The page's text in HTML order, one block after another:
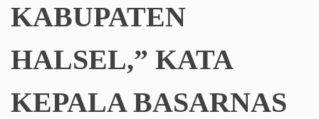
KABUPATEN
HALSEL,” KATA
KEPALA BASARNAS